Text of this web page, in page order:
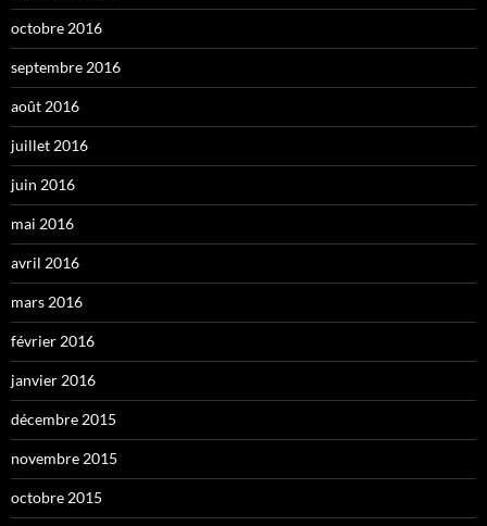
octobre 2016
septembre 2016
août 2016
juillet 2016
juin 2016
mai 2016
avril 2016
mars 2016
février 2016
janvier 2016
décembre 2015
novembre 2015
octobre 2015